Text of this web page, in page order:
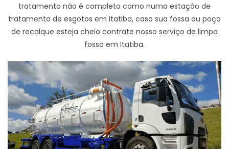
tratamento não é completo como numa estação de
tratamento de esgotos em Itatiba, caso sua fossa ou poço
de recalque esteja cheio contrate nosso serviço de limpa
fossa em Itatiba.